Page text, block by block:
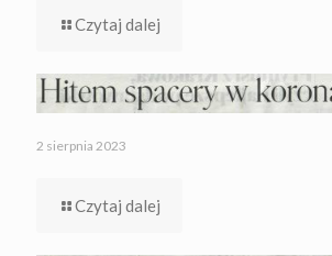
Czytaj dalej
2 sierpnia 2023
Czytaj dalej